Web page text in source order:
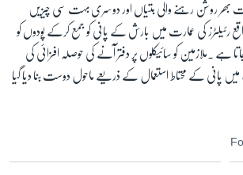
بھر روشن رہنے والی بتیاں اور دوسری بہت سی چیزیں
رئیلٹرز کی عمارت میں بارش کے پانی کو جمع کرکے پودوں کو
ہے ۔ملازمین کو سائیکلوں پر دفتر آنے کی حوصلہ افزائی کی
پانی کے محتاط استعمال کے ذریعے ماحول دوست بنا دیا گیا